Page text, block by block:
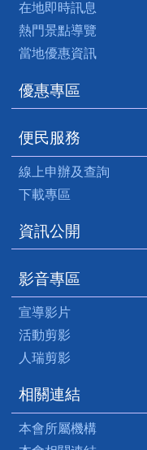
在地即時訊息
熱門景點導覽
當地優惠資訊
優惠專區
便民服務
線上申辦及查詢
下載專區
資訊公開
影音專區
宣導影片
活動剪影
人瑞剪影
相關連結
本會所屬機構